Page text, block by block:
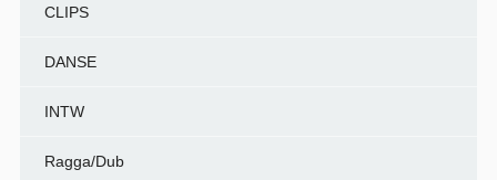
CLIPS
DANSE
INTW
Ragga/Dub